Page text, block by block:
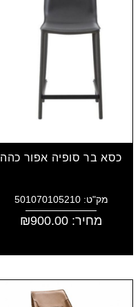
כסא בר סופיה אפור כהה
מק"ט: 501070105210
מחיר: ₪900.00